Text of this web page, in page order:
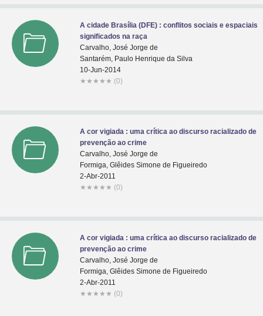
A cidade Brasília (DFE) : conflitos sociais e espaciais
significados na raça
Carvalho, José Jorge de
Santarém, Paulo Henrique da Silva
10-Jun-2014
★ ★ ★ ★ ★ (0)
A cor vigiada : uma crítica ao discurso racializado de
prevenção ao crime
Carvalho, José Jorge de
Formiga, Glêides Simone de Figueiredo
2-Abr-2011
★ ★ ★ ★ ★ (0)
A cor vigiada : uma crítica ao discurso racializado de
prevenção ao crime
Carvalho, José Jorge de
Formiga, Glêides Simone de Figueiredo
2-Abr-2011
★ ★ ★ ★ ★ (0)